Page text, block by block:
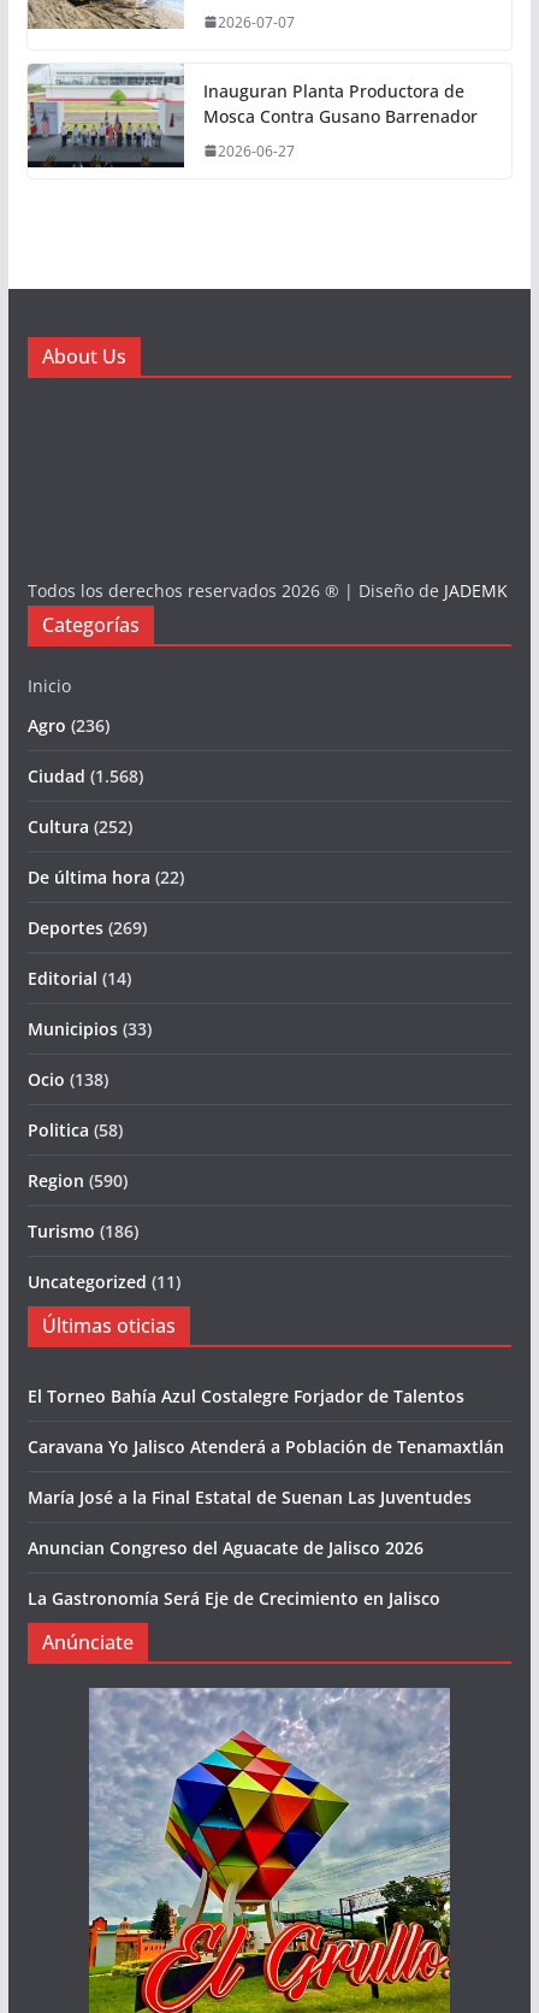
2026-07-07
Inauguran Planta Productora de
Mosca Contra Gusano Barrenador
2026-06-27
About Us
Todos los derechos reservados 2026 ® | Diseño de JADEMK
Categorías
Inicio
Agro (236)
Ciudad (1.568)
Cultura (252)
De última hora (22)
Deportes(269)
Editorial (14)
Municipios(33)
Ocio (138)
Politica (58)
Region (590)
Turismo (186)
Uncategorized (11)
Últimas oticias
El Torneo Bahía Azul Costalegre Forjador de Talentos
Caravana Yo Jalisco Atenderá a Población de Tenamaxtlán
María José a la Final Estatal de Suenan Las Juventudes
Anuncian Congreso del Aguacate de Jalisco 2026
La Gastronomía Será Eje de Crecimiento en Jalisco
Anúnciate